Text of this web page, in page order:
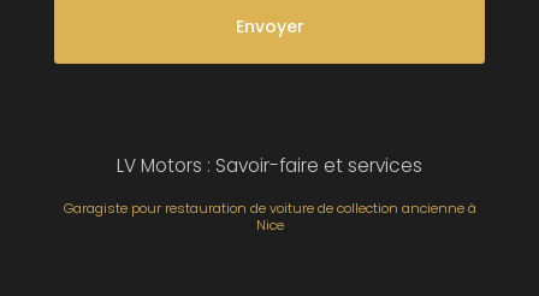
LV Motors : Savoir-faire et services
Garagiste pour restauration de voiture de collection ancienne à
Nice